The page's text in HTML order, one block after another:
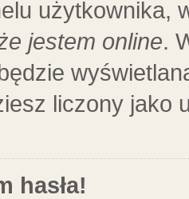
użytkownika,
jestem online.
liczony jako
hasła!